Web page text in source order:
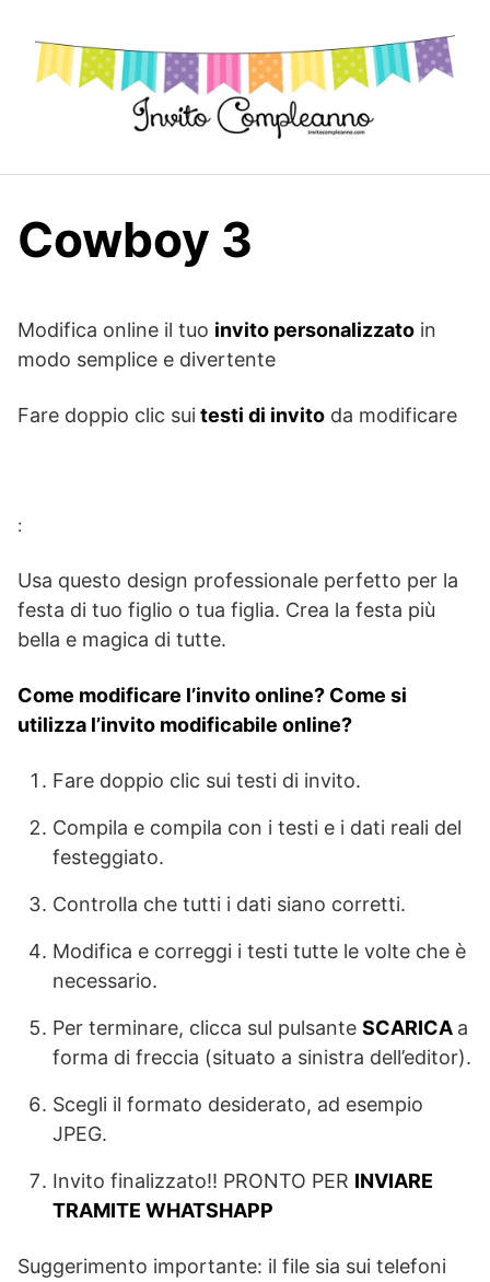
content
Cowboy 3
Modifica online il tuo invito personalizzato in
modo semplice e divertente
Fare doppio clic sui testi di invito da modificare
:
Usa questo design professionale perfetto per la
festa di tuo figlio o tua figlia. Crea la festa più
bella e magica di tutte.
Come modificare l’invito online? Come si
utilizza l’invito modificabile online?
Fare doppio clic sui testi di invito.
Compila e compila con i testi e i dati reali del
festeggiato.
Controlla che tutti i dati siano corretti.
Modifica e correggi i testi tutte le volte che è
necessario.
Per terminare, clicca sul pulsante SCARICA a
forma di freccia (situato a sinistra dell’editor).
Scegli il formato desiderato, ad esempio
JPEG.
Invito finalizzato!! PRONTO PER INVIARE
TRAMITE WHATSHAPP
Suggerimento importante: il file sia sui telefoni